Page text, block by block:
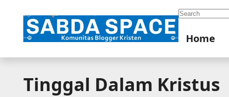
Search
Home
Tinggal Dalam Kristus